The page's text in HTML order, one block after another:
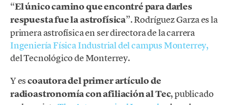
“El único camino que encontré para darles
respuesta fue la astrofísica”. Rodríguez Garza es la
primera astrofísica en ser directora de la carrera
Ingeniería Física Industrial del campus Monterrey,
del Tecnológico de Monterrey.
Y escoautora del primer artículo de
radioastronomía con afiliación al Tec, publicado